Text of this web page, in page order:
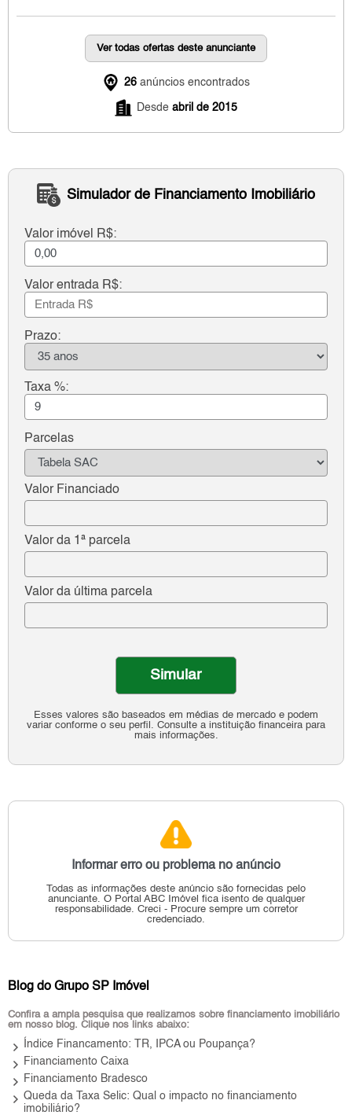
Ver todas ofertas deste anunciante
26 anúncios encontrados
Desde abril de 2015
Simulador de Financiamento Imobiliário
Valor imóvel R$:
Valor entrada R$:
Prazo:
Taxa %:
Parcelas
Valor Financiado
Valor da 1ª parcela
Valor da última parcela
Esses valores são baseados em médias de mercado e podem
variar conforme o seu perfil. Consulte a instituição financeira para
mais informações.
Simular
Informar erro ou problema no anúncio
Todas as informações deste anúncio são fornecidas pelo
anunciante. O Portal ABC Imóvel fica isento de qualquer
responsabilidade. Creci - Procure sempre um corretor
credenciado.
Blog do Grupo SP Imóvel
Confira a ampla pesquisa que realizamos sobre financiamento imobiliário
em nosso blog. Clique nos links abaixo:
keyboard_arrow_right Índice Financamento: TR, IPCA ou Poupança?
keyboard_arrow_right Financiamento Caixa
keyboard_arrow_right Financiamento Bradesco
keyboard_arrow_right Queda da Taxa Selic: Qual o impacto no financiamento
imobiliário?